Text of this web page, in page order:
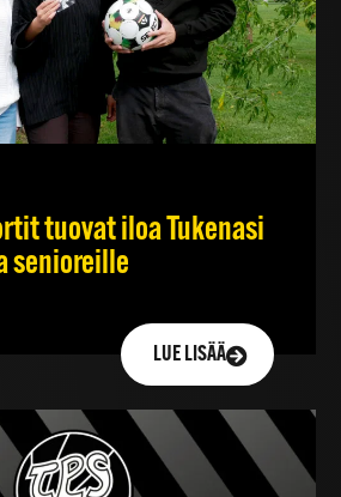
tuovat iloa Tukenasi
senioreille
LUE LISÄÄ